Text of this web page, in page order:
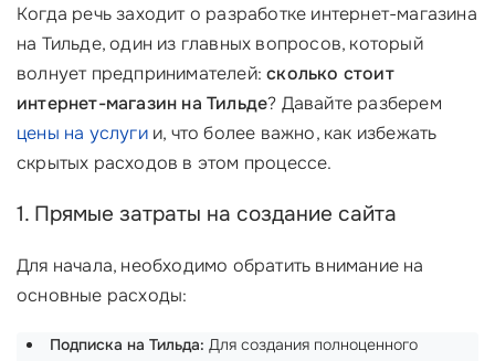
Когда речь заходит о разработке интернет-магазина
на Тильде, один из главных вопросов, который
волнует предпринимателей:сколько стоит
интернет-магазин на Тильде? Давайте разберем
цены на услугии, что более важно, как избежать
скрытых расходов в этом процессе.
1. Прямые затраты на создание сайта
Для начала, необходимо обратить внимание на
основные расходы:
Подписка на Тильда: Для создания полноценного